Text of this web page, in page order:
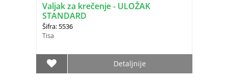
Valjak za krečenje - ULOŽAK
STANDARD
Šifra: 5536
Tisa
Detaljnije